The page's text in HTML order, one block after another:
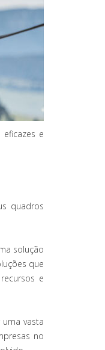
e
quadros
solução
que
e
vasta
no